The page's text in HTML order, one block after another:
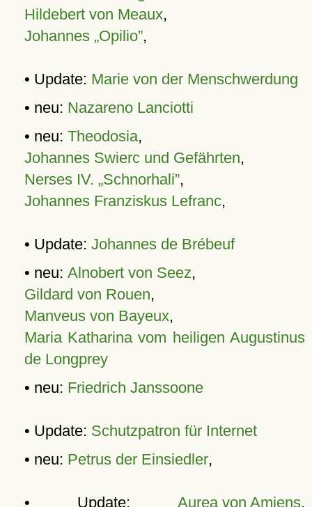
Hildebert von Meaux,
Johannes „Opilio”,
• Update: Marie von der Menschwerdung
• neu: Nazareno Lanciotti
• neu: Theodosia,
Johannes Swierc und Gefährten,
Nerses IV. „Schnorhali”,
Johannes Franziskus Lefranc,
• Update: Johannes de Brébeuf
• neu: Alnobert von Seez,
Gildard von Rouen,
Manveus von Bayeux,
Maria Katharina vom heiligen Augustinus
de Longprey
• neu: Friedrich Janssoone
• Update: Schutzpatron für Internet
• neu: Petrus der Einsiedler,
• Update: Aurea von Amiens,